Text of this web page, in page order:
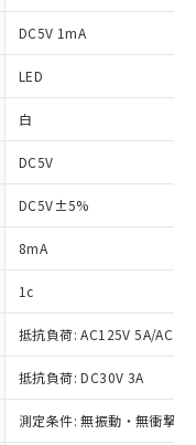
DC5V 1mA
LED
白
DC5V
DC5V±5%
8mA
1c
抵抗負荷: AC125V 5A/
抵抗負荷: DC30V 3A
測定条件: 無振動・無衝撃